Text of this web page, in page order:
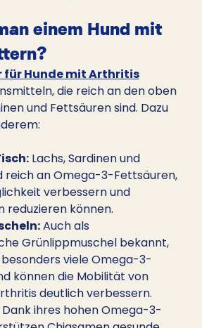
einem Hund mit
für Hunde mit Arthritis
die reich an den oben
und Fettsäuren sind. Dazu
Lachs, Sardinen und
reich an Omega-3-Fettsäuren,
verbessern und
reduzieren können.
Auch als
Grünlippmuschel bekannt,
viele Omega-3-
können die Mobilität von
deutlich verbessern.
ihres hohen Omega-3-